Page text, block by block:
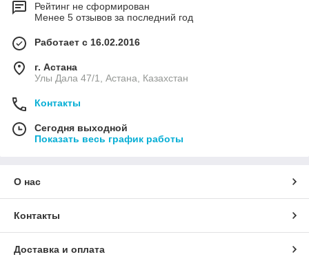
Рейтинг не сформирован
Менее 5 отзывов за последний год
Работает с 16.02.2016
г. Астана
Улы Дала 47/1, Астана, Казахстан
Контакты
Сегодня выходной
Показать весь график работы
О нас
Контакты
Доставка и оплата